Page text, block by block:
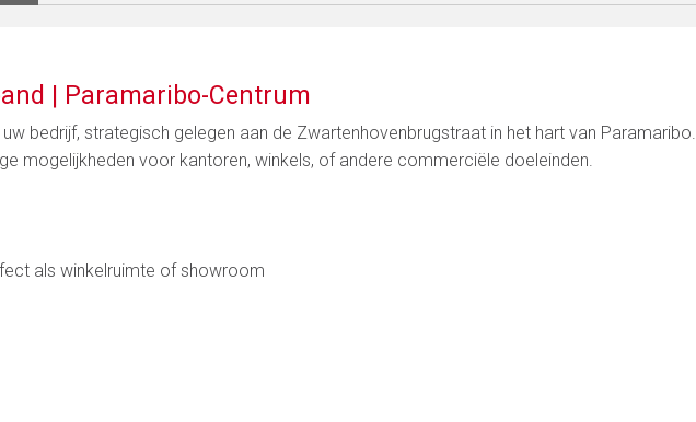
| Paramaribo-Centrum
bedrijf, strategisch gelegen aan de Zwartenhovenbrugstraat in het hart van Paramaribo.
mogelijkheden voor kantoren, winkels, of andere commerciële doeleinden.
als winkelruimte of showroom